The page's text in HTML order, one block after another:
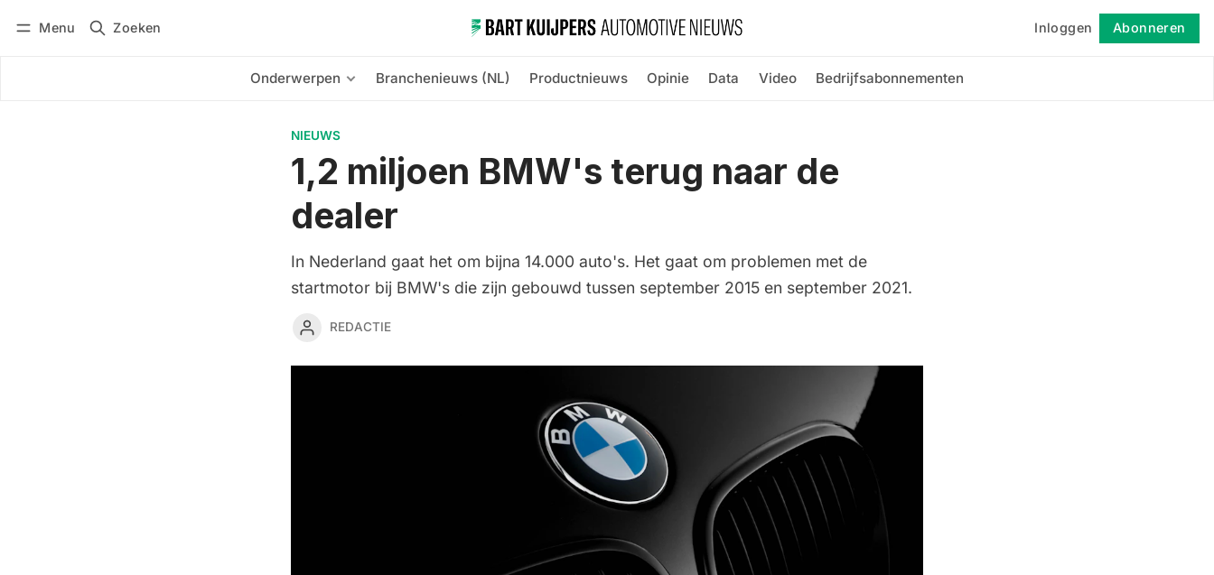
Menu Zoeken Inloggen Abonneren
Onderwerpen Branchenieuws (NL) Productnieuws Opinie Data Video Bedrijfsabonnementen
NIEUWS
1,2 miljoen BMW's terug naar de
dealer
In Nederland gaat het om bijna 14.000 auto's. Het gaat om problemen met de
startmotor bij BMW's die zijn gebouwd tussen september 2015 en september 2021.
REDACTIE